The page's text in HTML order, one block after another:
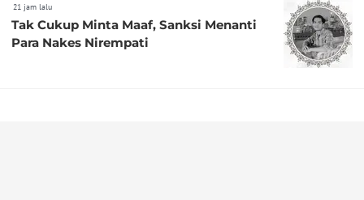
21 jam lalu
Tak Cukup Minta Maaf, Sanksi Menanti
Para Nakes Nirempati